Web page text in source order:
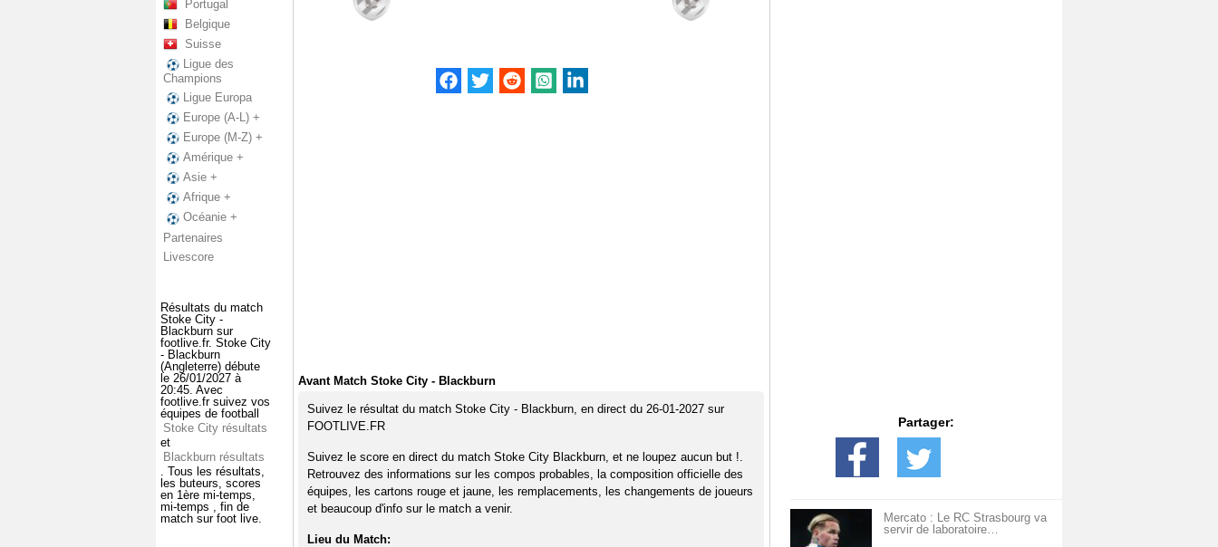
Portugal
Belgique
Suisse
Ligue des
Champions
Ligue Europa
Europe (A-L) +
Europe (M-Z) +
Amérique +
Asie +
Afrique +
Océanie +
Partenaires
Livescore
Résultats du match
Stoke City -
Blackburn sur
footlive.fr. Stoke City
- Blackburn
(Angleterre) débute
le 26/01/2027 à
20:45. Avec
footlive.fr suivez vos
équipes de football
Stoke City résultats
et
Blackburn résultats
. Tous les résultats,
les buteurs, scores
en 1ère mi-temps,
mi-temps , fin de
match sur foot live.
Avant Match Stoke City - Blackburn
Suivez le résultat du match Stoke City - Blackburn, en direct du 26-01-2027 sur
FOOTLIVE.FR
Suivez le score en direct du match Stoke City Blackburn, et ne loupez aucun but !.
Retrouvez des informations sur les compos probables, la composition officielle des
équipes, les cartons rouge et jaune, les remplacements, les changements de joueurs
et beaucoup d'info sur le match a venir.
Lieu du Match:
Partager:
Mercato : Le RC Strasbourg va
servir de laboratoire…